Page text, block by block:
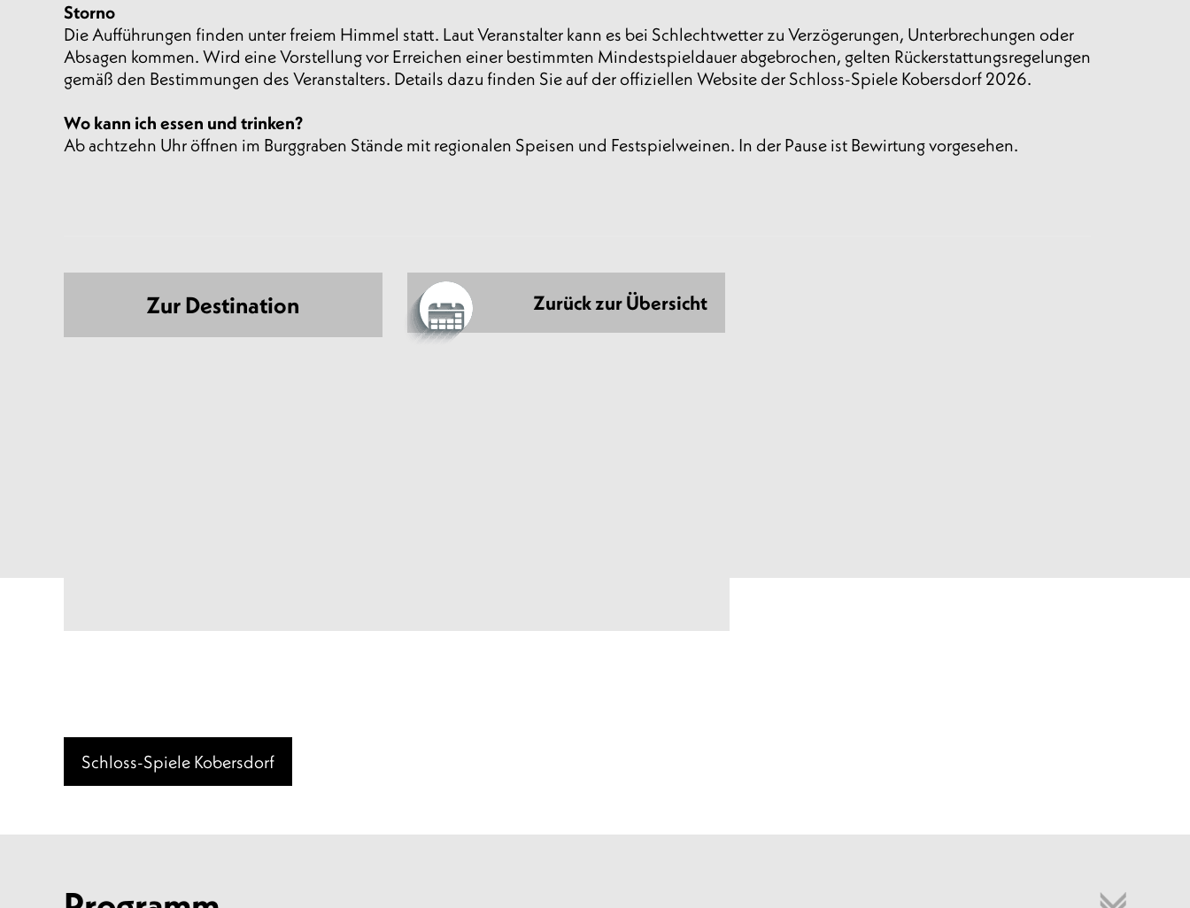
Storno
Die Aufführungen finden unter freiem Himmel statt. Laut Veranstalter kann es bei Schlechtwetter zu Verzögerungen, Unterbrechungen oder
Absagen kommen. Wird eine Vorstellung vor Erreichen einer bestimmten Mindestspieldauer abgebrochen, gelten Rückerstattungsregelungen
gemäß den Bestimmungen des Veranstalters. Details dazu finden Sie auf der offiziellen Website der Schloss-Spiele Kobersdorf 2026.
Wo kann ich essen und trinken?
Ab achtzehn Uhr öffnen im Burggraben Stände mit regionalen Speisen und Festspielweinen. In der Pause ist Bewirtung vorgesehen.
Zur Destination Zurück zur Übersicht
Schloss-Spiele Kobersdorf